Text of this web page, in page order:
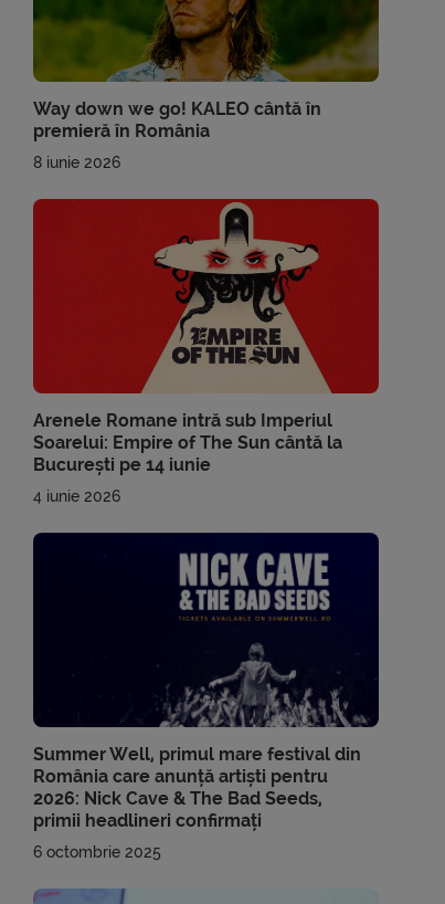
Way down we go! KALEO cântă în
premieră în România
8 iunie 2026
Arenele Romane intră sub Imperiul
Soarelui: Empire of The Sun cântă la
București pe 14 iunie
4 iunie 2026
Summer Well, primul mare festival din
România care anunță artiști pentru
2026: Nick Cave & The Bad Seeds,
primii headlineri confirmați
6 octombrie 2025